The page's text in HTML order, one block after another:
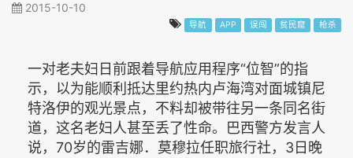
2015-10-10
导航 APP 误闯 贫民窟 枪杀
一对老夫妇日前跟着导航应用程序“位智”的指
示，以为能顺利抵达里约热内卢海湾对面城镇尼
特洛伊的观光景点，不料却被带往另一条同名街
道，这名老妇人甚至丢了性命。巴西警方发言人
说，70岁的雷吉娜．莫穆拉任职旅行社，3日晚